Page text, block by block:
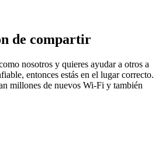
de compartir
nosotros y quieres ayudar a otros a
entonces estás en el lugar correcto.
millones de nuevos Wi-Fi y también